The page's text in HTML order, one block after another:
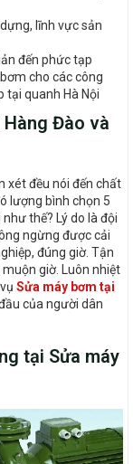
lĩnh vực sản
đến phức tạp
cho các công
tại quanh Hà Nội
Đào và
xét đều nói đến chất
lượng bình chọn 5
thế? Lý do là đội
ngừng được cải
đúng giờ. Tận
giờ. Luôn nhiệt
Sửa máy bơm tại
của người dân
tại Sửa máy